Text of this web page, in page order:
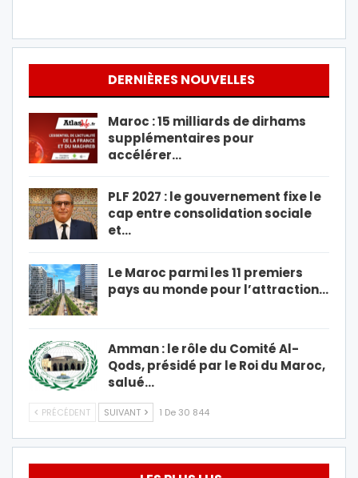
DERNIÈRES NOUVELLES
Maroc : 15 milliards de dirhams
supplémentaires pour
accélérer…
PLF 2027 : le gouvernement fixe le
cap entre consolidation sociale
et…
Le Maroc parmi les 11 premiers
pays au monde pour l’attraction…
Amman : le rôle du Comité Al-
Qods, présidé par le Roi du Maroc,
salué…
PRÉCÉDENT SUIVANT 1 De 30 844